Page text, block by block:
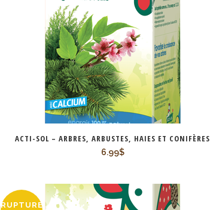
ACTI-SOL – ARBRES, ARBUSTES, HAIES ET CONIFÈRES
6.99$
RUPTURE